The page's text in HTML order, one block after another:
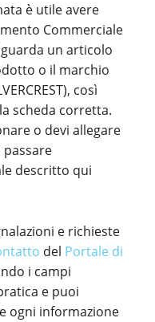
è utile avere
Commerciale
un articolo
o il marchio
così
scheda corretta.
o devi allegare
descritto qui
e richieste
del Portale di
i campi
e puoi
ogni informazione